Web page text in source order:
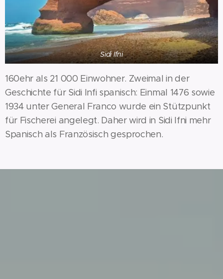
Sidi Ifni
160ehr als 21 000 Einwohner. Zweimal in der
Geschichte für Sidi Infi spanisch: Einmal 1476 sowie
1934 unter General Franco wurde ein Stützpunkt
für Fischerei angelegt. Daher wird in Sidi Ifni mehr
Spanisch als Französisch gesprochen.